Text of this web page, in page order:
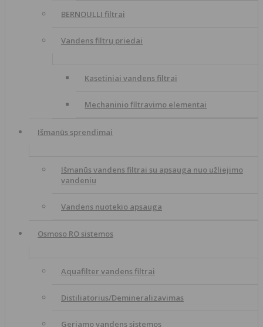
BERNOULLI filtrai
Vandens filtrų priedai
Kasetiniai vandens filtrai
Mechaninio filtravimo elementai
Išmanūs sprendimai
Išmanūs vandens filtrai su apsauga nuo užliejimo
vandeniu
Vandens nuotekio apsauga
Osmoso RO sistemos
Aquafilter vandens filtrai
Distiliatorius/Demineralizavimas
Geriamo vandens sistemos